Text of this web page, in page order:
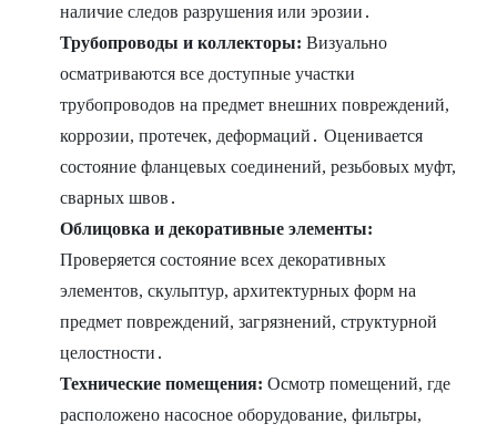
наличие следов разрушения или эрозии․
Трубопроводы и коллекторы: Визуально
осматриваются все доступные участки
трубопроводов на предмет внешних повреждений,
коррозии, протечек, деформаций․ Оценивается
состояние фланцевых соединений, резьбовых муфт,
сварных швов․
Облицовка и декоративные элементы:
Проверяется состояние всех декоративных
элементов, скульптур, архитектурных форм на
предмет повреждений, загрязнений, структурной
целостности․
Технические помещения: Осмотр помещений, где
расположено насосное оборудование, фильтры,